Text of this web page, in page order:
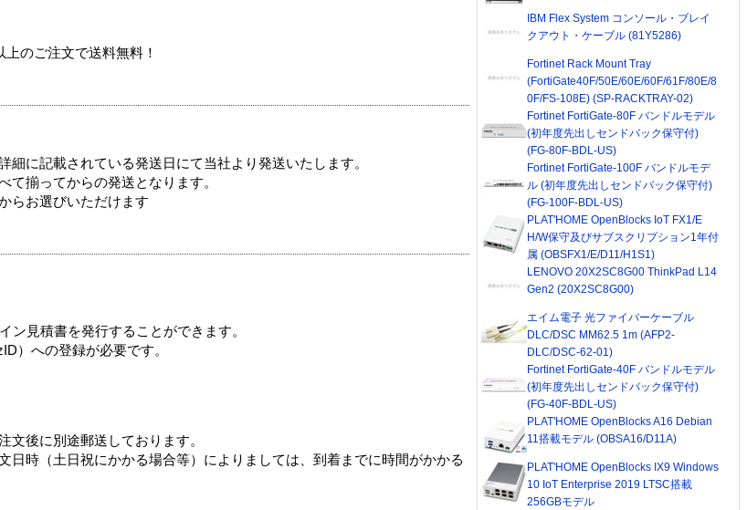
のご注文で送料無料！
に記載されている発送日にて当社より発送いたします。
て揃ってからの発送となります。
らお選びいただけます
ン見積書を発行することができます。
）への登録が必要です。
文後に別途郵送しております。
日時（土日祝にかかる場合等）によりましては、到着までに時間がかかる
IBM Flex System コンソール・ブレイ
クアウト・ケーブル (81Y5286)
Fortinet Rack Mount Tray
(FortiGate40F/50E/60E/60F/61F/80E/8
0F/FS-108E) (SP-RACKTRAY-02)
Fortinet FortiGate-80F バンドルモデル
(初年度先出しセンドバック保守付)
(FG-80F-BDL-US)
Fortinet FortiGate-100F バンドルモデ
ル (初年度先出しセンドバック保守付)
(FG-100F-BDL-US)
PLAT'HOME OpenBlocks IoT FX1/E
H/W保守及びサブスクリプション1年付
属 (OBSFX1/E/D11/H1S1)
LENOVO 20X2SC8G00 ThinkPad L14
Gen2 (20X2SC8G00)
エイム電子 光ファイバーケーブル
DLC/DSC MM62.5 1m (AFP2-
DLC/DSC-62-01)
Fortinet FortiGate-40F バンドルモデル
(初年度先出しセンドバック保守付)
(FG-40F-BDL-US)
PLAT'HOME OpenBlocks A16 Debian
11搭載モデル (OBSA16/D11A)
PLAT'HOME OpenBlocks IX9 Windows
10 IoT Enterprise 2019 LTSC搭載
256GBモデル